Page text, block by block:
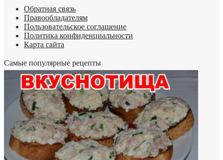
Обратная связь
Правообладателям
Пользовательское соглашение
Политика конфиденциальности
Карта сайта
Самые популярные рецепты